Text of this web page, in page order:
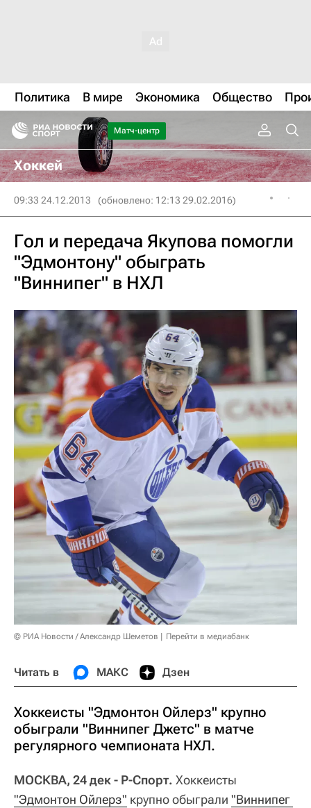
Политика В мире Экономика Общество
Матч-центр
Хоккей
09:33 24.12.2013 (обновлено: 12:13 29.02.2016)
Гол и передача Якупова помогли
"Эдмонтону" обыграть
"Виннипег" в НХЛ
© РИА Новости / Александр Шеметов Перейти в медиабанк
Читать в МАКС Дзен
Хоккеисты "Эдмонтон Ойлерз" крупно
обыграли "Виннипег Джетс" в матче
регулярного чемпионата НХЛ.
МОСКВА, 24 дек - Р-Спорт. Хоккеисты
"Эдмонтон Ойлерз" крупно обыграли "Виннипег